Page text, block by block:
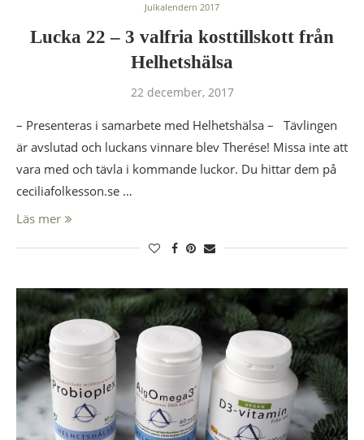
Julkalendern 2017
Lucka 22 – 3 valfria kosttillskott från
Helhetshälsa
22 december, 2017
– Presenteras i samarbete med Helhetshälsa – Tävlingen
är avslutad och luckans vinnare blev Therése! Missa inte att
vara med och tävla i kommande luckor. Du hittar dem på
ceciliafolkesson.se …
Läs mer